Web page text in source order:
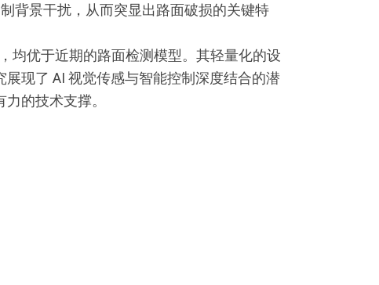
背景干扰，从而突显出路面破损的关键特
均优于近期的路面检测模型。其轻量化的设
现了 AI 视觉传感与智能控制深度结合的潜
的技术支撑。